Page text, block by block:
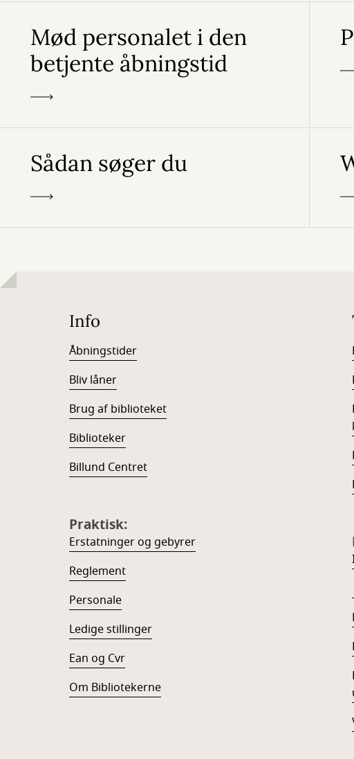
Mød personalet i den
betjente åbningstid
Sådan søger du
Info
Åbningstider
Bliv låner
Brug af biblioteket
Biblioteker
Billund Centret
Praktisk:
Erstatninger og gebyrer
Reglement
Personale
Ledige stillinger
Ean og Cvr
Om Bibliotekerne